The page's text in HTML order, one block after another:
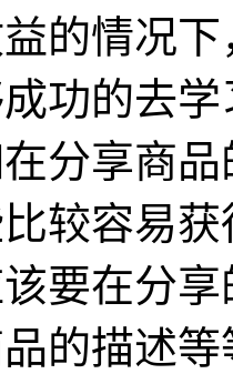
的情况
功的去
分享商
较容易
要在分
的描述